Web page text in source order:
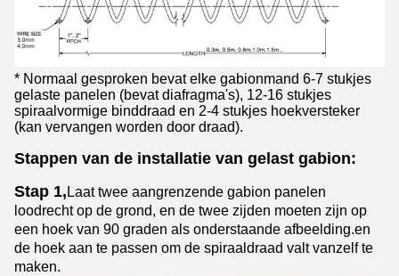
* Normaal gesproken bevat elke gabionmand 6-7 stukjes
gelaste panelen (bevat diafragma's), 12-16 stukjes
spiraalvormige binddraad en 2-4 stukjes hoekversteker
(kan vervangen worden door draad).
Stappen van de installatie van gelast gabion:
Stap 1, Laat twee aangrenzende gabion panelen
loodrecht op de grond, en de twee zijden moeten zijn op
een hoek van 90 graden als onderstaande afbeelding.en
de hoek aan te passen om de spiraaldraad valt vanzelf te
maken.